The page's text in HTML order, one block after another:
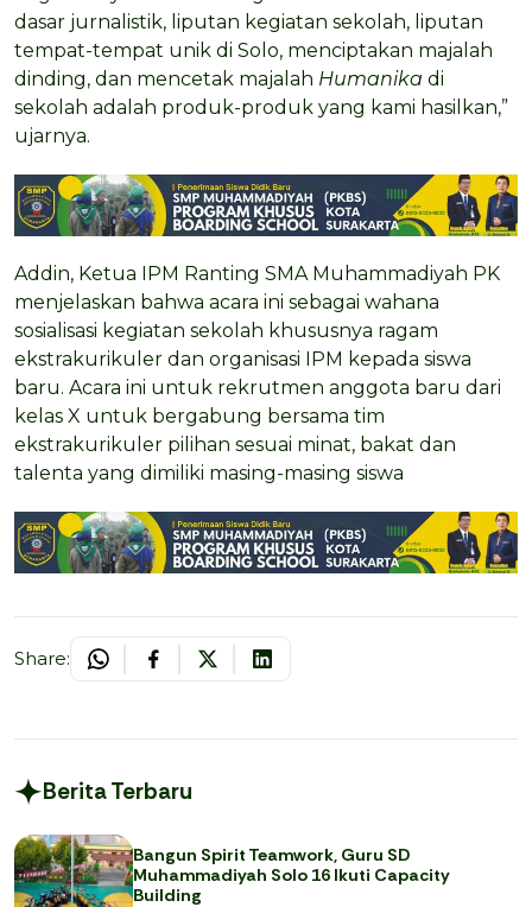
dasar jurnalistik, liputan kegiatan sekolah, liputan
tempat-tempat unik di Solo, menciptakan majalah
dinding, dan mencetak majalah Humanika di
sekolah adalah produk-produk yang kami hasilkan,”
ujarnya.
Addin, Ketua IPM Ranting SMA Muhammadiyah PK
menjelaskan bahwa acara ini sebagai wahana
sosialisasi kegiatan sekolah khususnya ragam
ekstrakurikuler dan organisasi IPM kepada siswa
baru. Acara ini untuk rekrutmen anggota baru dari
kelas X untuk bergabung bersama tim
ekstrakurikuler pilihan sesuai minat, bakat dan
talenta yang dimiliki masing-masing siswa
Share:
Berita Terbaru
Bangun Spirit Teamwork, Guru SD
Muhammadiyah Solo 16 Ikuti Capacity
Building